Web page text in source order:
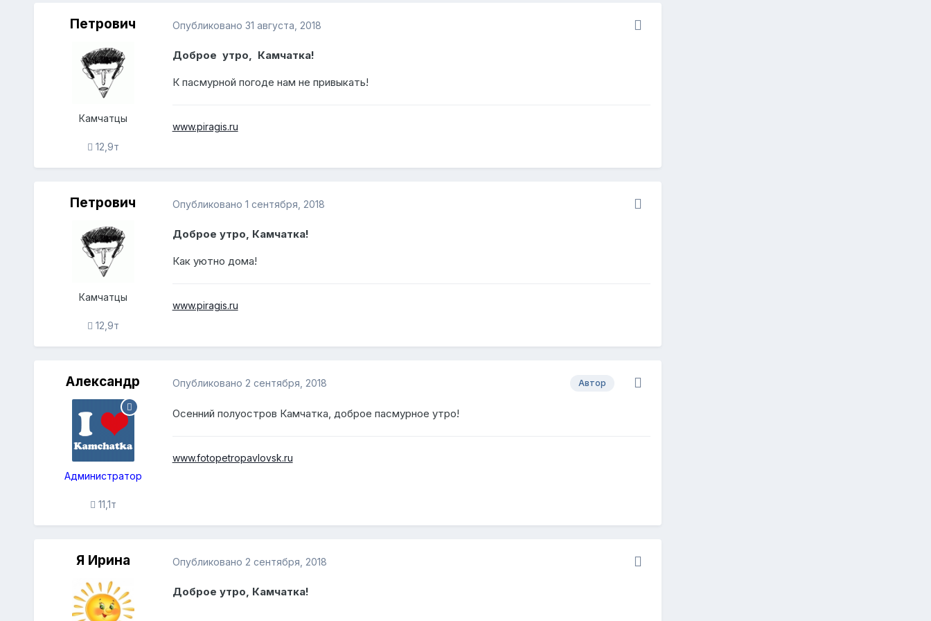
Петрович
Камчатцы
12,9т
Опубликовано 31 августа, 2018
Доброе утро, Камчатка!
К пасмурной погоде нам не привыкать!
www.piragis.ru
Петрович
Камчатцы
12,9т
Опубликовано 1 сентября, 2018
Доброе утро, Камчатка!
Как уютно дома!
www.piragis.ru
Александр
Администратор
11,1т
Автор
Опубликовано 2 сентября, 2018
Осенний полуостров Камчатка, доброе пасмурное утро!
www.fotopetropavlovsk.ru
Я Ирина Опубликовано 2 сентября, 2018
Доброе утро, Камчатка!